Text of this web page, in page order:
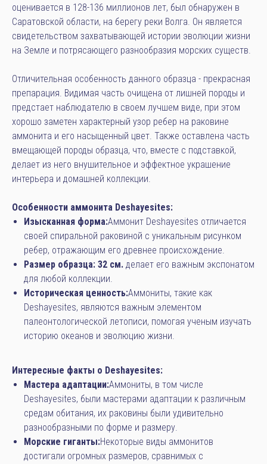
оценивается в 128-136 миллионов лет, был обнаружен в
Саратовской области, на берегу реки Волга. Он является
свидетельством захватывающей истории эволюции жизни
на Земле и потрясающего разнообразия морских существ.
Отличительная особенность данного образца - прекрасная
препарация. Видимая часть очищена от лишней породы и
предстает наблюдателю в своем лучшем виде, при этом
хорошо заметен характерный узор ребер на раковине
аммонита и его насыщенный цвет. Также оставлена часть
вмещающей породы образца, что, вместе с подставкой,
делает из него внушительное и эффектное украшение
интерьера и домашней коллекции.
Особенности аммонита Deshayesites:
Изысканная форма:Аммонит Deshayesites отличается
своей спиральной раковиной с уникальным рисунком
ребер, отражающим его древнее происхождение.
Размер образца: 32 см. делает его важным экспонатом
для любой коллекции.
Историческая ценность:Аммониты, такие как
Deshayesites, являются важным элементом
палеонтологической летописи, помогая ученым изучать
историю океанов и эволюцию жизни.
Интересные факты о Deshayesites:
Мастера адаптации:Аммониты, в том числе
Deshayesites, были мастерами адаптации к различным
средам обитания, их раковины были удивительно
разнообразными по форме и размеру.
Морские гиганты:Некоторые виды аммонитов
достигали огромных размеров, сравнимых с